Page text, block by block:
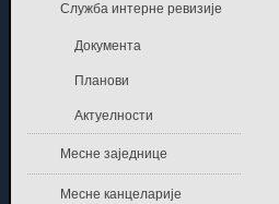
Служба интерне ревизије
Документа
Планови
Актуелности
Месне заједнице
Месне канцеларије